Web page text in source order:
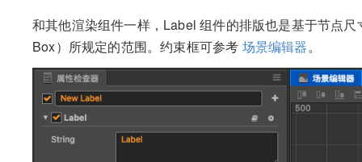
和其他渲染组件一样，Label 组件的排版也是基于节点尺
Box）所规定的范围。约束框可参考 场景编辑器。